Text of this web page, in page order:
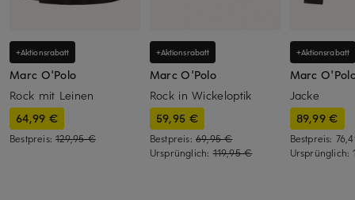
+Aktionsrabatt
Marc O'Polo
Rock mit Leinen
64,99 €
Bestpreis:129,95 €
+Aktionsrabatt
Marc O'Polo
Rock in Wickeloptik
59,95 €
Bestpreis: 69,95 €
Ursprünglich:119,95 €
+Aktionsrabatt
Marc
Jacke
89,99 €
Bestpreis:
Ursprünglich: